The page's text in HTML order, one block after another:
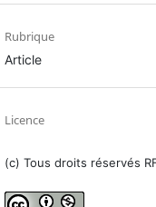
Rubrique
Article
Licence
(c) Tous droits réservés